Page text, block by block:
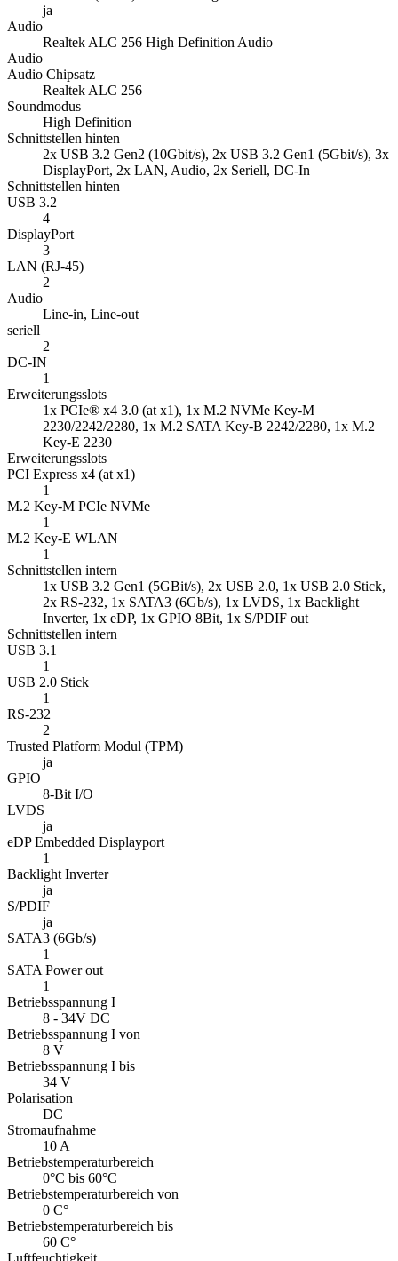
ja
Audio
Realtek ALC 256 High Definition Audio
Audio
Audio Chipsatz
Realtek ALC 256
Soundmodus
High Definition
Schnittstellen hinten
2x USB 3.2 Gen2 (10Gbit/s), 2x USB 3.2 Gen1 (5Gbit/s), 3x
DisplayPort, 2x LAN, Audio, 2x Seriell, DC-In
Schnittstellen hinten
USB 3.2
4
DisplayPort
3
LAN (RJ-45)
2
Audio
Line-in, Line-out
seriell
2
DC-IN
1
Erweiterungsslots
1x PCIe® x4 3.0 (at x1), 1x M.2 NVMe Key-M
2230/2242/2280, 1x M.2 SATA Key-B 2242/2280, 1x M.2
Key-E 2230
Erweiterungsslots
PCI Express x4 (at x1)
1
M.2 Key-M PCIe NVMe
1
M.2 Key-E WLAN
1
Schnittstellen intern
1x USB 3.2 Gen1 (5GBit/s), 2x USB 2.0, 1x USB 2.0 Stick,
2x RS-232, 1x SATA3 (6Gb/s), 1x LVDS, 1x Backlight
Inverter, 1x eDP, 1x GPIO 8Bit, 1x S/PDIF out
Schnittstellen intern
USB 3.1
1
USB 2.0 Stick
1
RS-232
2
Trusted Platform Modul (TPM)
ja
GPIO
8-Bit I/O
LVDS
ja
eDP Embedded Displayport
1
Backlight Inverter
ja
S/PDIF
ja
SATA3 (6Gb/s)
1
SATA Power out
1
Betriebsspannung I
8 - 34V DC
Betriebsspannung I von
8 V
Betriebsspannung I bis
34 V
Polarisation
DC
Stromaufnahme
10 A
Betriebstemperaturbereich
0°C bis 60°C
Betriebstemperaturbereich von
0 C°
Betriebstemperaturbereich bis
60 C°